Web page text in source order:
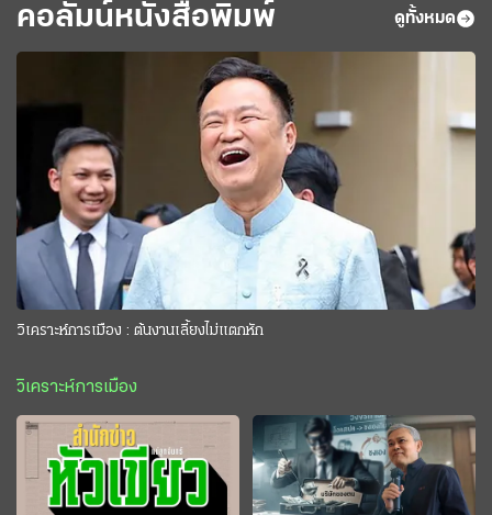
คอลัมน์หนังสือพิมพ์ ดูทั้งหมด
วิเคราะห์การเมือง : ต้นงานเลี้ยงไม่แตกหัก
วิเคราะห์การเมือง